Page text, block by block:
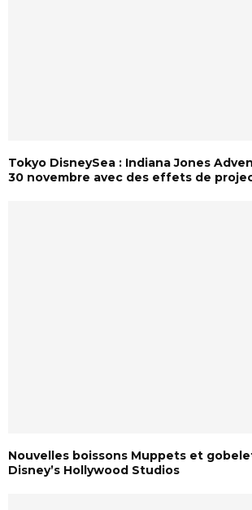
Tokyo DisneySea : Indiana Jones
30 novembre avec des effets de
Nouvelles boissons Muppets et
Disney’s Hollywood Studios